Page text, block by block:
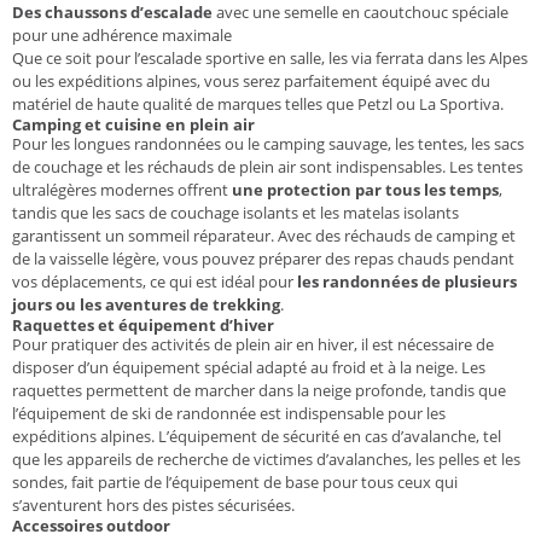
Des chaussons d’escalade avec une semelle en caoutchouc spéciale
pour une adhérence maximale
Que ce soit pour l’escalade sportive en salle, les via ferrata dans les Alpes
ou les expéditions alpines, vous serez parfaitement équipé avec du
matériel de haute qualité de marques telles que Petzl ou La Sportiva.
Camping et cuisine en plein air
Pour les longues randonnées ou le camping sauvage, les tentes, les sacs
de couchage et les réchauds de plein air sont indispensables. Les tentes
ultralégères modernes offrent une protection par tous les temps,
tandis que les sacs de couchage isolants et les matelas isolants
garantissent un sommeil réparateur. Avec des réchauds de camping et
de la vaisselle légère, vous pouvez préparer des repas chauds pendant
vos déplacements, ce qui est idéal pour les randonnées de plusieurs
jours ou les aventures de trekking.
Raquettes et équipement d’hiver
Pour pratiquer des activités de plein air en hiver, il est nécessaire de
disposer d’un équipement spécial adapté au froid et à la neige. Les
raquettes permettent de marcher dans la neige profonde, tandis que
l’équipement de ski de randonnée est indispensable pour les
expéditions alpines. L’équipement de sécurité en cas d’avalanche, tel
que les appareils de recherche de victimes d’avalanches, les pelles et les
sondes, fait partie de l’équipement de base pour tous ceux qui
s’aventurent hors des pistes sécurisées.
Accessoires outdoor